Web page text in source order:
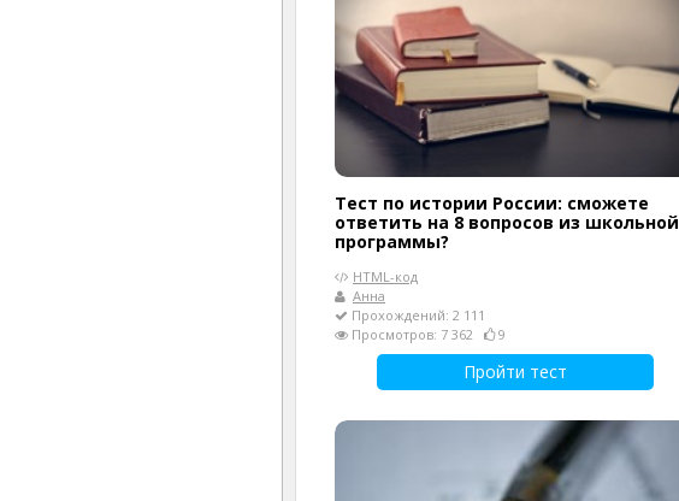
Тест по истории России: сможете
ответить на 8 вопросов из школьной
программы?
HTML-код
Анна
Прохождений: 2 111
Просмотров: 7 362
9
Пройти тест